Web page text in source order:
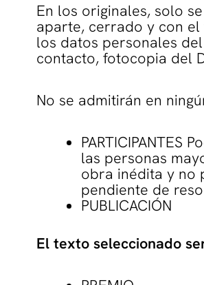
En los originales, solo
aparte, cerrado y con
los datos personales
contacto, fotocopia del
No se admitirán en
las personas
obra inédita y no
pendiente de
PUBLICACIÓN
El texto seleccionado